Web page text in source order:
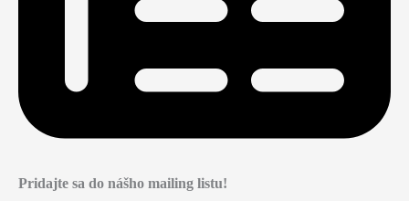
Pridajte sa do nášho mailing listu!